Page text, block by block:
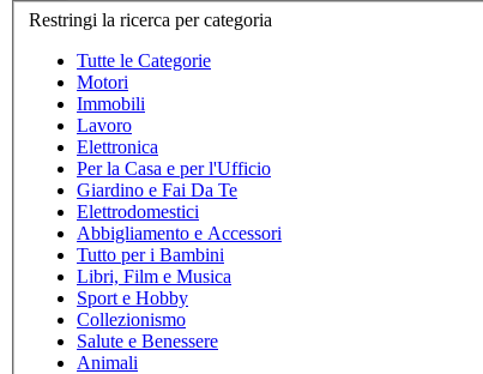
Restringi la ricerca per categoria
Tutte le Categorie
Motori
Immobili
Lavoro
Elettronica
Per la Casa e per l'Ufficio
Giardino e Fai Da Te
Elettrodomestici
Abbigliamento e Accessori
Tutto per i Bambini
Libri, Film e Musica
Sport e Hobby
Collezionismo
Salute e Benessere
Animali